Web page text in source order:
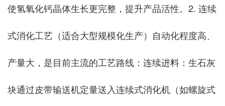
使氢氧化钙晶体生长更完整，提升产品活性。2. 连续
式消化工艺（适合大型规模化生产）自动化程度高、
产量大，是目前主流的工艺路线：连续进料：生石灰
块通过皮带输送机定量送入连续式消化机（如螺旋式